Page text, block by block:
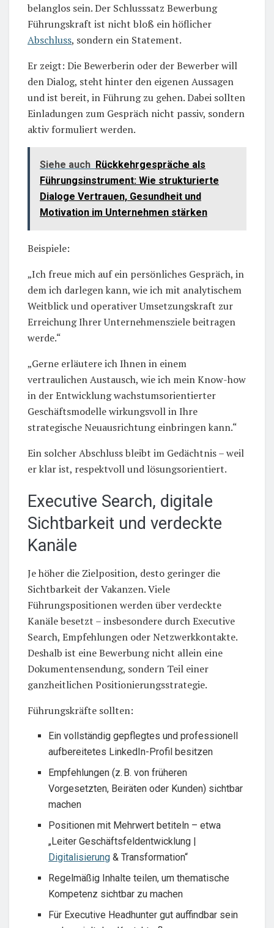
belanglos sein. Der Schlusssatz Bewerbung
Führungskraft ist nicht bloß ein höflicher
Abschluss, sondern ein Statement.
Er zeigt: Die Bewerberin oder der Bewerber will
den Dialog, steht hinter den eigenen Aussagen
und ist bereit, in Führung zu gehen. Dabei sollten
Einladungen zum Gespräch nicht passiv, sondern
aktiv formuliert werden.
Siehe auch Rückkehrgespräche als
Führungsinstrument: Wie strukturierte
Dialoge Vertrauen, Gesundheit und
Motivation im Unternehmen stärken
Beispiele:
„Ich freue mich auf ein persönliches Gespräch, in
dem ich darlegen kann, wie ich mit analytischem
Weitblick und operativer Umsetzungskraft zur
Erreichung Ihrer Unternehmensziele beitragen
werde.“
„Gerne erläutere ich Ihnen in einem
vertraulichen Austausch, wie ich mein Know-how
in der Entwicklung wachstumsorientierter
Geschäftsmodelle wirkungsvoll in Ihre
strategische Neuausrichtung einbringen kann.“
Ein solcher Abschluss bleibt im Gedächtnis – weil
er klar ist, respektvoll und lösungsorientiert.
Executive Search, digitale
Sichtbarkeit und verdeckte
Kanäle
Je höher die Zielposition, desto geringer die
Sichtbarkeit der Vakanzen. Viele
Führungspositionen werden über verdeckte
Kanäle besetzt – insbesondere durch Executive
Search, Empfehlungen oder Netzwerkkontakte.
Deshalb ist eine Bewerbung nicht allein eine
Dokumentensendung, sondern Teil einer
ganzheitlichen Positionierungsstrategie.
Führungskräfte sollten:
Ein vollständig gepflegtes und professionell
aufbereitetes LinkedIn-Profil besitzen
Empfehlungen (z. B. von früheren
Vorgesetzten, Beiräten oder Kunden) sichtbar
machen
Positionen mit Mehrwert betiteln – etwa
„Leiter Geschäftsfeldentwicklung |
Digitalisierung & Transformation“
Regelmäßig Inhalte teilen, um thematische
Kompetenz sichtbar zu machen
Für Executive Headhunter gut auffindbar sein